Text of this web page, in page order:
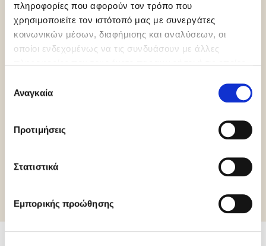
πληροφορίες που αφορούν τον τρόπο που
χρησιμοποιείτε τον ιστότοπό μας με συνεργάτες
κοινωνικών μέσων, διαφήμισης και αναλύσεων, οι
οποίοι ενδεχομένως να τις συνδυάσουν με άλλες
των υπηρεσιών τους.
συγκατάθεσης
Αναγκαία
Προτιμήσεις
Στατιστικά
Εμπορικής προώθησης
Gluten Free
Orthodox
Union Pareve